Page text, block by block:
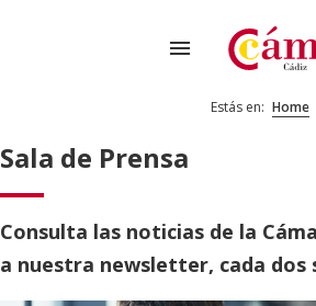
menu
Estás en: Home
Sala de Prensa
Consulta las noticias de la
a nuestra newsletter, cada